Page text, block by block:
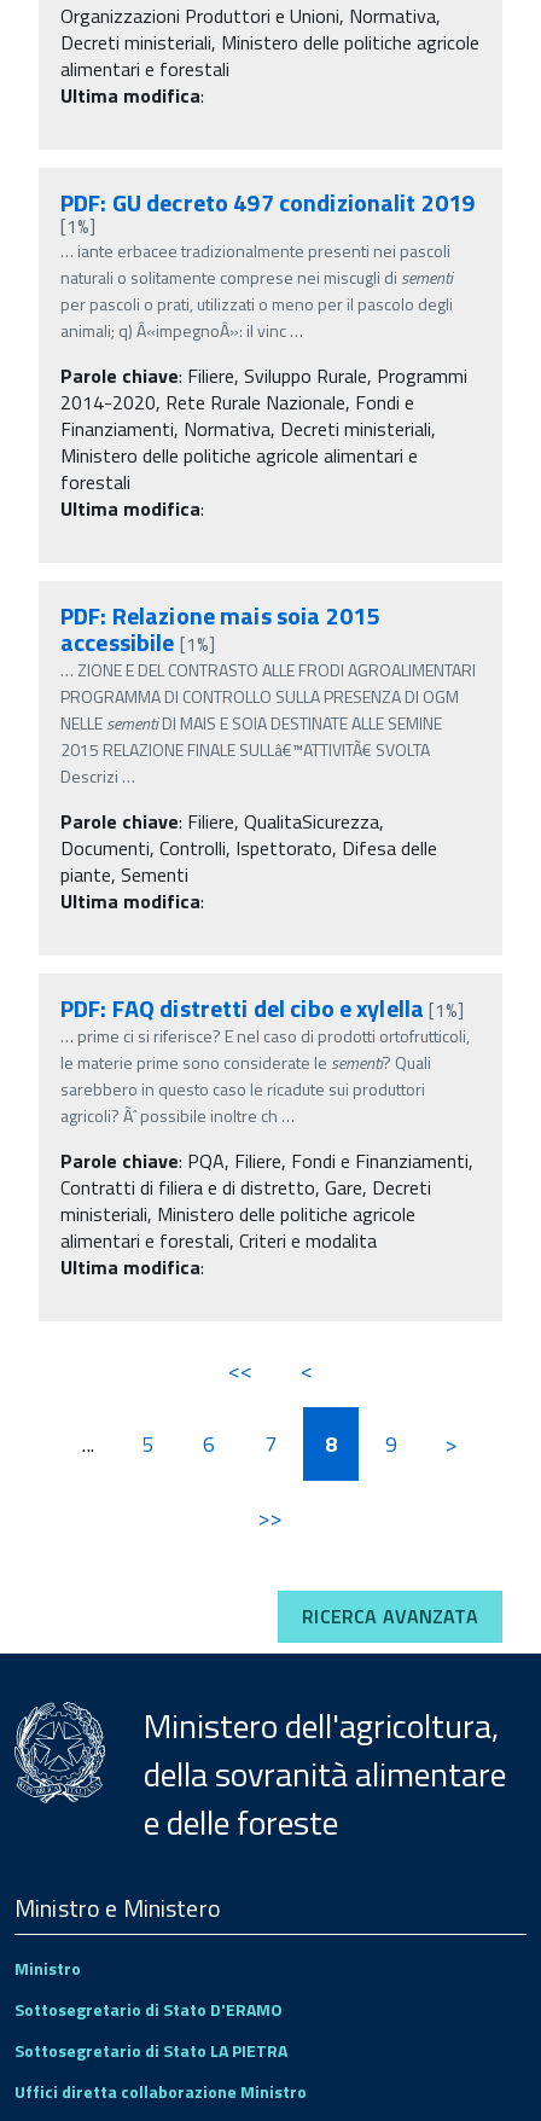
Organizzazioni Produttori e Unioni, Normativa,
Decreti ministeriali, Ministero delle politiche agricole
alimentari e forestali
Ultima modifica:
PDF: GU decreto 497 condizionalit 2019
[1%]
… iante erbacee tradizionalmente presenti nei pascoli
naturali o solitamente comprese nei miscugli di sementi
per pascoli o prati, utilizzati o meno per il pascolo degli
animali; q) Â«impegnoÂ»: il vinc…
Parole chiave: Filiere, Sviluppo Rurale, Programmi
2014-2020, Rete Rurale Nazionale, Fondi e
Finanziamenti, Normativa, Decreti ministeriali,
Ministero delle politiche agricole alimentari e
forestali
Ultima modifica:
PDF: Relazione mais soia 2015
accessibile [1%]
… ZIONE E DEL CONTRASTO ALLE FRODI AGROALIMENTARI
PROGRAMMA DI CONTROLLO SULLA PRESENZA DI OGM
NELLEsementiDI MAIS E SOIA DESTINATE ALLE SEMINE
2015 RELAZIONE FINALE SULLâ€™ATTIVITÃ€ SVOLTA
Descrizi …
Parole chiave: Filiere, QualitaSicurezza,
Documenti, Controlli, Ispettorato, Difesa delle
piante, Sementi
Ultima modifica:
PDF: FAQ distretti del cibo e xylella [1%]
… prime ci si riferisce? E nel caso di prodotti ortofrutticoli,
le materie prime sono considerate le sementi? Quali
sarebbero in questo caso le ricadute sui produttori
agricoli? Ãˆ possibile inoltre ch …
Parole chiave: PQA, Filiere, Fondi e Finanziamenti,
Contratti di filiera e di distretto, Gare, Decreti
ministeriali, Ministero delle politiche agricole
alimentari e forestali, Criteri e modalita
Ultima modifica:
<< <
... 5 6 7 8 9 >
>>
RICERCA AVANZATA
Ministero dell'agricoltura,
della sovranità alimentare
e delle foreste
Footer
Ministro e Ministero
Ministro
Sottosegretario di Stato D'ERAMO
Sottosegretario di Stato LA PIETRA
Uffici diretta collaborazione Ministro